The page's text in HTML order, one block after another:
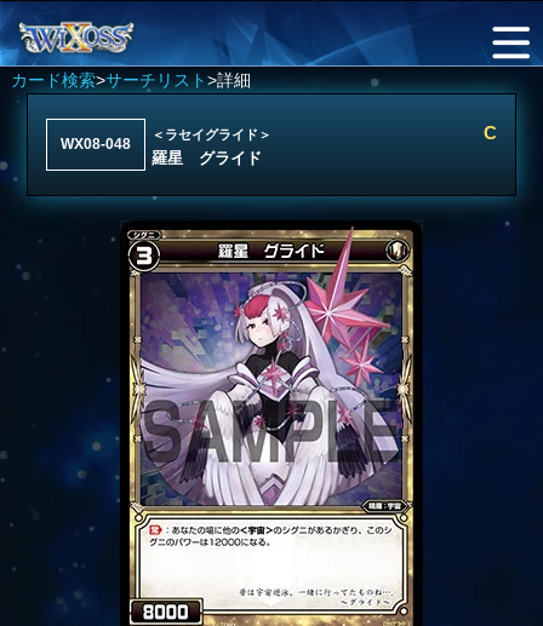
カード検索>サーチリスト>詳細
WX08-048
＜ラセイグライド＞
羅星 グライド
C